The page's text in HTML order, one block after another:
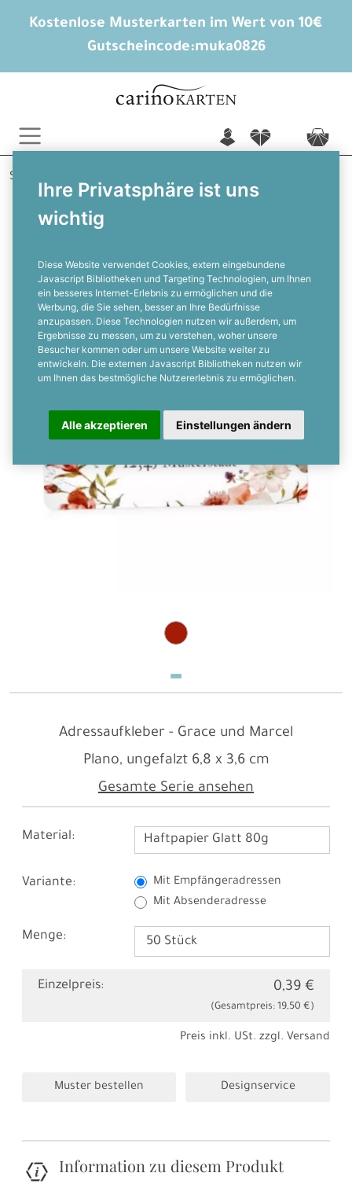
Kostenlose Musterkarten im Wert von 10€
Gutscheincode:muka0826
Ihre Privatsphäre ist uns
wichtig
Diese Website verwendet Cookies, extern eingebundene
Javascript Bibliotheken und Targeting Technologien, um Ihnen
ein besseres Internet-Erlebnis zu ermöglichen und die
Werbung, die Sie sehen, besser an Ihre Bedürfnisse
anzupassen. Diese Technologien nutzen wir außerdem, um
Ergebnisse zu messen, um zu verstehen, woher unsere
Besucher kommen oder um unsere Website weiter zu
entwickeln. Die externen Javascript Bibliotheken nutzen wir
um Ihnen das bestmögliche Nutzererlebnis zu ermöglichen.
Alle akzeptieren Einstellungen ändern
n f c
Startseite
Grace und Marcel
Adressaufkleber für eure
Aquarellblumen
Adressaufkleber - Grace und Marcel
Gesamte Serie ansehen
Plano, ungefalzt 6,8 x 3,6 cm
Material: Haftpapier Glatt 80g
Variante:
Mit Empfängeradressen
Mit Absenderadresse
Menge:
Einzelpreis: 0,39 €
(Gesamtpreis: 19,50 €)
Preis inkl. USt. zzgl. Versand
Muster bestellen Designservice
Information zu diesem Produkt